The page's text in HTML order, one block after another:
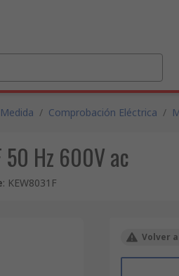
/ Comprobación Eléctrica /
50 Hz 600V ac
: KEW8031F
Volver